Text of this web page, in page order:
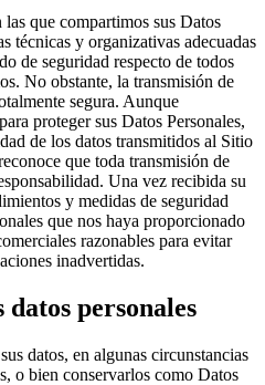
que compartimos sus Datos
técnicas y organizativas adecuadas
de seguridad respecto de todos
No obstante, la transmisión de
segura. Aunque
proteger sus Datos Personales,
de los datos transmitidos al Sitio
que toda transmisión de
Una vez recibida su
y medidas de seguridad
que nos haya proporcionado
razonables para evitar
inadvertidas.
datos personales
datos, en algunas circunstancias
o bien conservarlos como Datos